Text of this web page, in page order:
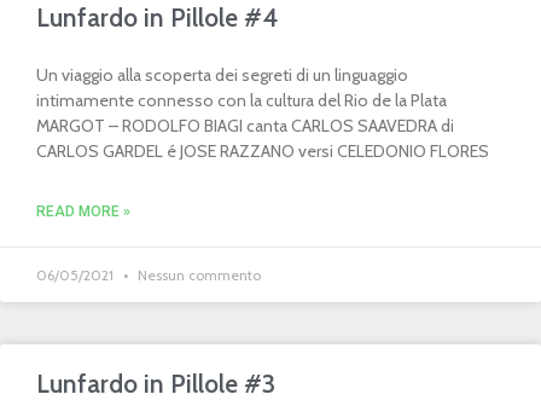
Lunfardo in Pillole #4
Un viaggio alla scoperta dei segreti di un linguaggio
intimamente connesso con la cultura del Rio de la Plata
MARGOT – RODOLFO BIAGI canta CARLOS SAAVEDRA di
CARLOS GARDEL é JOSE RAZZANO versi CELEDONIO FLORES
READ MORE »
06/05/2021 Nessun commento
Lunfardo in Pillole #3